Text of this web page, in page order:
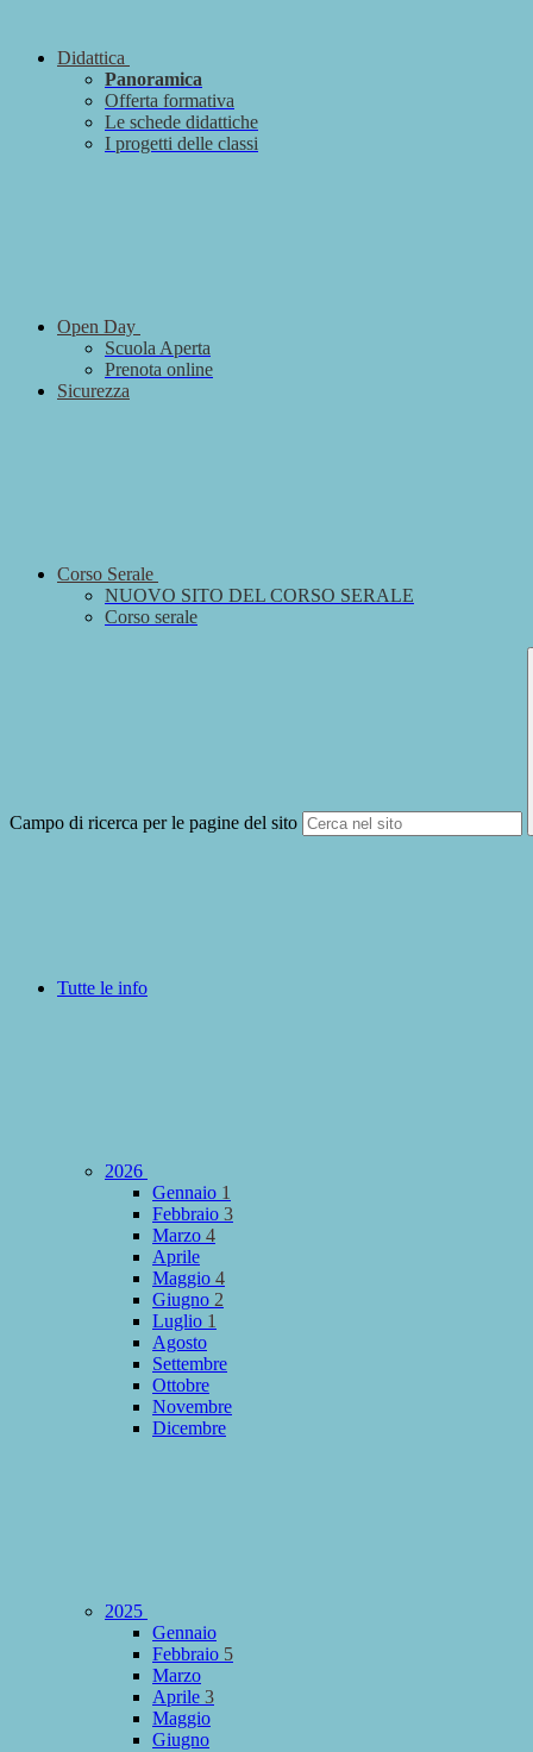
Didattica
Panoramica
Offerta formativa
Le schede didattiche
I progetti delle classi
Open Day
Scuola Aperta
Prenota online
Sicurezza
Corso Serale
NUOVO SITO DEL CORSO SERALE
Corso serale
Campo di ricerca per le pagine del sito
Tutte le info
2026
Gennaio 1
Febbraio 3
Marzo 4
Aprile
Maggio 4
Giugno 2
Luglio 1
Agosto
Settembre
Ottobre
Novembre
Dicembre
2025
Gennaio
Febbraio 5
Marzo
Aprile 3
Maggio
Giugno